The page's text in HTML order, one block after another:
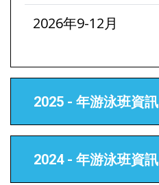
2026年9-12月
2025 - 年游泳班資訊
2024 - 年游泳班資訊